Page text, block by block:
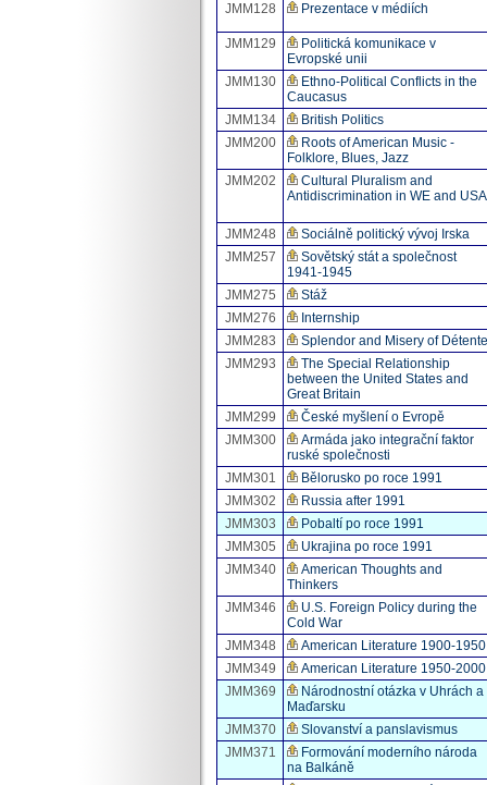
JMM128
Prezentace v médiích
JMM129
Politická komunikace v
Evropské unii
JMM130
Ethno-Political Conflicts in the
Caucasus
JMM134
British Politics
JMM200
Roots of American Music -
Folklore, Blues, Jazz
JMM202
Cultural Pluralism and
Antidiscrimination in WE and USA
JMM248
Sociálně politický vývoj Irska
JMM257
Sovětský stát a společnost
1941-1945
JMM275
Stáž
JMM276
Internship
JMM283
Splendor and Misery of Détente
JMM293
The Special Relationship
between the United States and
Great Britain
JMM299
České myšlení o Evropě
JMM300
Armáda jako integrační faktor
ruské společnosti
JMM301
Bělorusko po roce 1991
JMM302
Russia after 1991
JMM303
Pobaltí po roce 1991
JMM305
Ukrajina po roce 1991
JMM340
American Thoughts and
Thinkers
JMM346
U.S. Foreign Policy during the
Cold War
JMM348
American Literature 1900-1950
JMM349
American Literature 1950-2000
JMM369
Národnostní otázka v Uhrách a
Maďarsku
JMM370
Slovanství a panslavismus
JMM371
Formování moderního národa
na Balkáně